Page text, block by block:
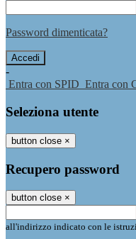
Password dimenticata?
-
Entra con SPID Entra con
Seleziona utente
button close ×
Recupero password
button close ×
all'indirizzo indicato con le